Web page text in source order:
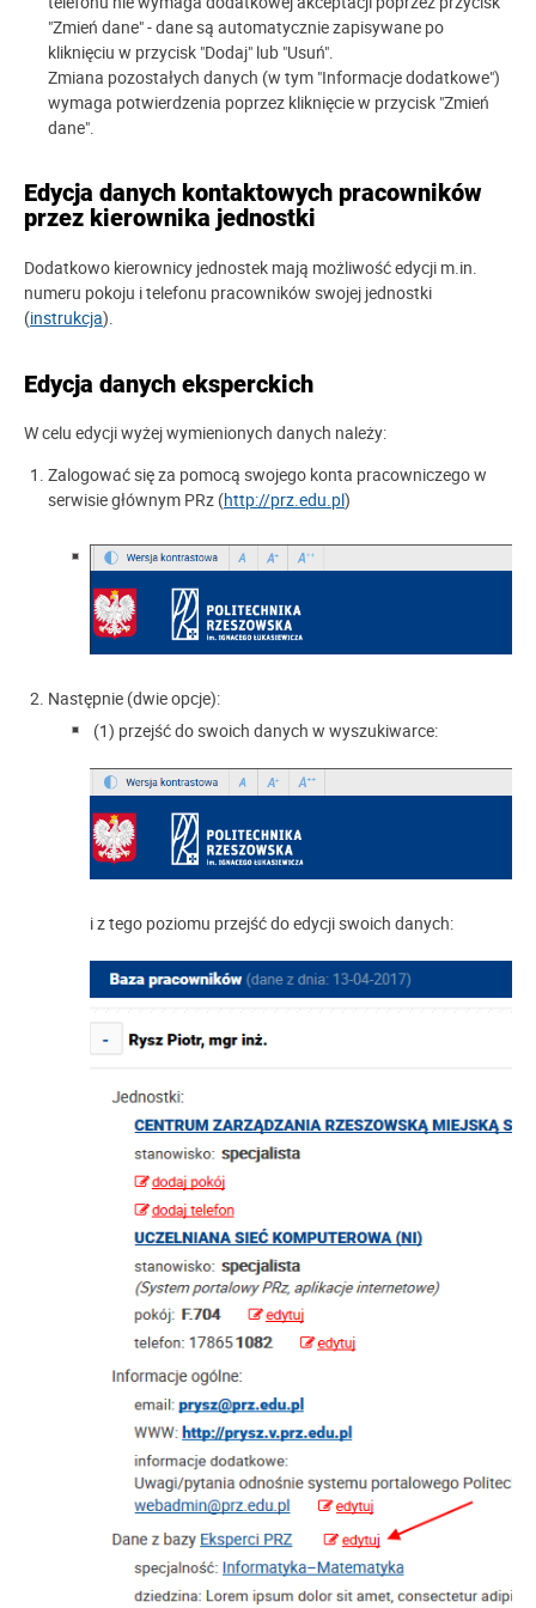
"Zmień dane" - dane są automatycznie zapisywane po
kliknięciu w przycisk "Dodaj" lub "Usuń".
Zmiana pozostałych danych (w tym "Informacje dodatkowe")
wymaga potwierdzenia poprzez kliknięcie w przycisk "Zmień
dane".
Edycja danych kontaktowych pracowników
przez kierownika jednostki
Dodatkowo kierownicy jednostek mają możliwość edycji m.in.
numeru pokoju i telefonu pracowników swojej jednostki
(instrukcja).
Edycja danych eksperckich
W celu edycji wyżej wymienionych danych należy:
Zalogować się za pomocą swojego konta pracowniczego w
serwisie głównym PRz (http://prz.edu.pl)
Następnie (dwie opcje):
(1) przejść do swoich danych w wyszukiwarce:
i z tego poziomu przejść do edycji swoich danych: